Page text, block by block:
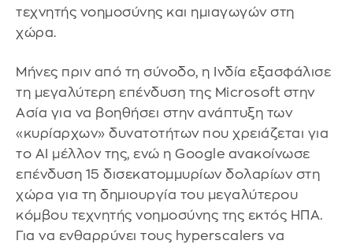
τεχνητής νοημοσύνης και ημιαγωγών στη
χώρα.
Μήνες πριν από τη σύνοδο, η Ινδία εξασφάλισε
τη μεγαλύτερη επένδυση της Microsoft στην
Ασία για να βοηθήσει στην ανάπτυξη των
«κυρίαρχων» δυνατοτήτων που χρειάζεται για
το AI μέλλον της, ενώ η Google ανακοίνωσε
επένδυση 15 δισεκατομμυρίων δολαρίων στη
χώρα για τη δημιουργία του μεγαλύτερου
κόμβου τεχνητής νοημοσύνης της εκτός ΗΠΑ.
Για να ενθαρρύνει τους hyperscalers να